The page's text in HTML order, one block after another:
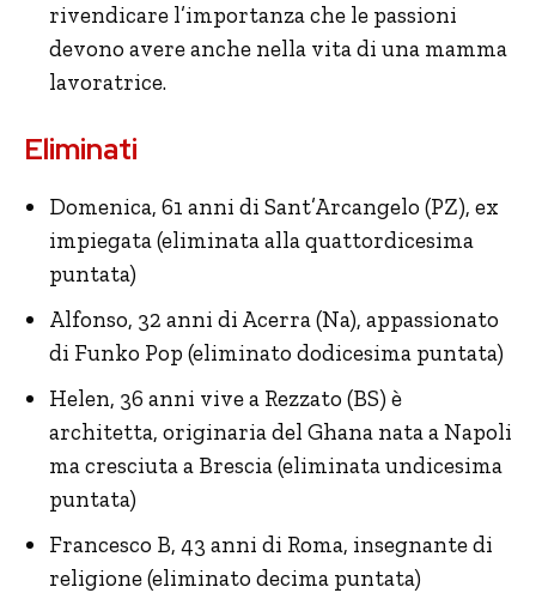
rivendicare l’importanza che le passioni
devono avere anche nella vita di una mamma
lavoratrice.
Eliminati
Domenica, 61 anni di Sant’Arcangelo (PZ), ex
impiegata (eliminata alla quattordicesima
puntata)
Alfonso, 32 anni di Acerra (Na), appassionato
di Funko Pop (eliminato dodicesima puntata)
Helen, 36 anni vive a Rezzato (BS) è
architetta, originaria del Ghana nata a Napoli
ma cresciuta a Brescia (eliminata undicesima
puntata)
Francesco B, 43 anni di Roma, insegnante di
religione (eliminato decima puntata)